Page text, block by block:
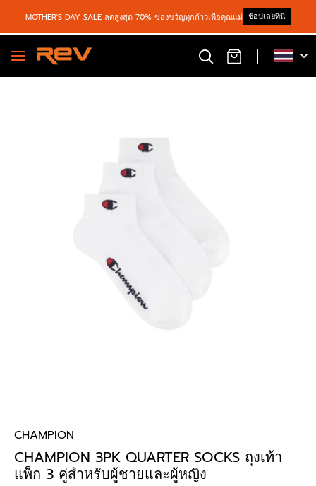
MOTHER'S DAY SALE ลดสูงสุด 70% ของขวัญทุกก้าวเพื่อคุณแม่ ช้อปเลยที่นี่
CHAMPION
CHAMPION 3PK QUARTER SOCKS ถุงเท้า
แพ็ก 3 คู่สำหรับผู้ชายและผู้หญิง